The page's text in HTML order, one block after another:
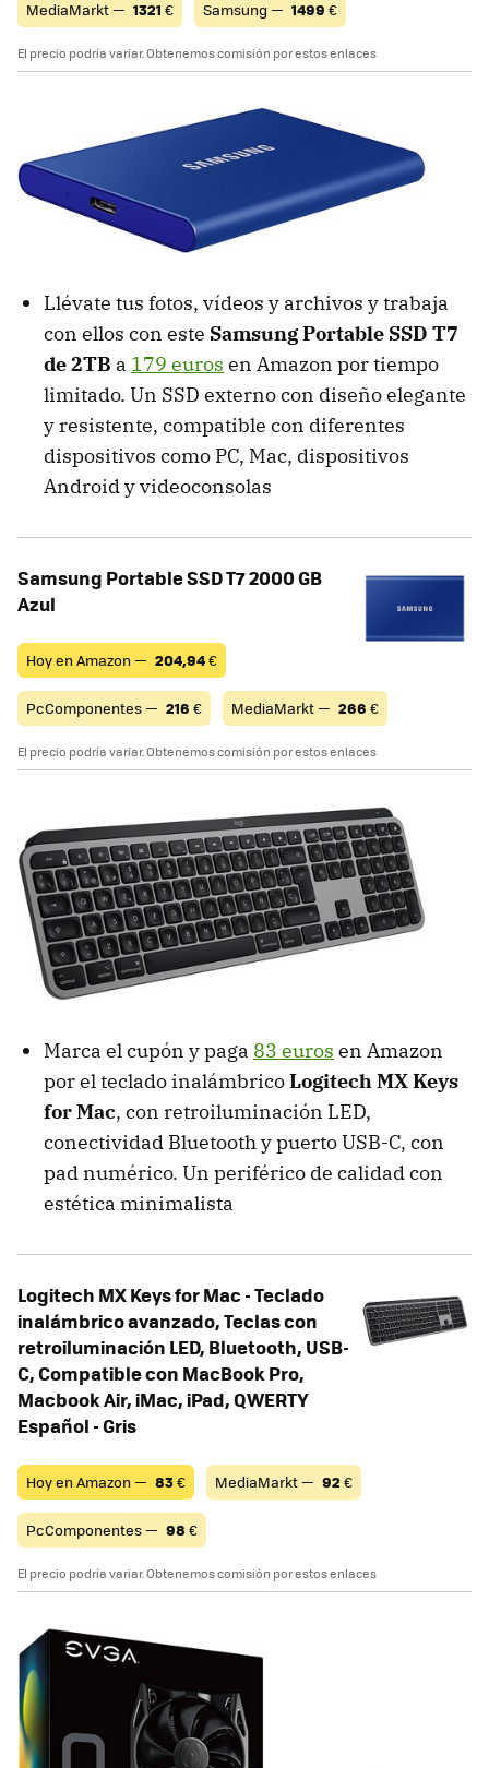
MediaMarkt — 1321 € Samsung — 1499 €
El precio podría variar. Obtenemos comisión por estos enlaces
Llévate tus fotos, vídeos y archivos y trabaja
con ellos con este Samsung Portable SSD T7
de 2TB a 179 euros en Amazon por tiempo
limitado. Un SSD externo con diseño elegante
y resistente, compatible con diferentes
dispositivos como PC, Mac, dispositivos
Android y videoconsolas
Samsung Portable SSD T7 2000 GB
Azul
Hoy en Amazon — 204,94€
PcComponentes — 216 € MediaMarkt — 266 €
El precio podría variar. Obtenemos comisión por estos enlaces
Marca el cupón y paga 83 euros en Amazon
por el teclado inalámbricoLogitech MX Keys
for Mac, con retroiluminación LED,
conectividad Bluetooth y puerto USB-C, con
pad numérico. Un periférico de calidad con
estética minimalista
Logitech MX Keys for Mac - Teclado
inalámbrico avanzado, Teclas con
retroiluminación LED, Bluetooth, USB-
C, Compatible con MacBook Pro,
Macbook Air, iMac, iPad, QWERTY
Español - Gris
Hoy en Amazon — 83€ MediaMarkt — 92 €
PcComponentes — 98 €
El precio podría variar. Obtenemos comisión por estos enlaces